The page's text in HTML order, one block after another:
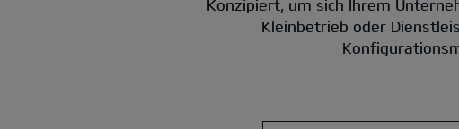
Konzipiert, um sich Ihrem
Kleinbetrieb oder